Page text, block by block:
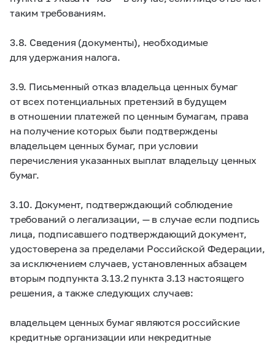
таким требованиям.
3.8. Сведения (документы), необходимые
для удержания налога.
3.9. Письменный отказ владельца ценных бумаг
от всех потенциальных претензий в будущем
в отношении платежей по ценным бумагам, права
на получение которых были подтверждены
владельцем ценных бумаг, при условии
перечисления указанных выплат владельцу ценных
бумаг.
3.10. Документ, подтверждающий соблюдение
требований о легализации, — в случае если подпись
лица, подписавшего подтверждающий документ,
удостоверена за пределами Российской Федерации,
за исключением случаев, установленных абзацем
вторым подпункта 3.13.2 пункта 3.13 настоящего
решения, а также следующих случаев:
владельцем ценных бумаг являются российские
кредитные организации или некредитные